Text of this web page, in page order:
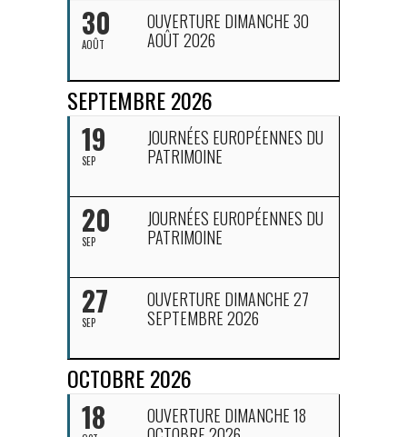
30
AOÛT
OUVERTURE DIMANCHE 30
AOÛT 2026
SEPTEMBRE 2026
19
SEP
JOURNÉES EUROPÉENNES DU
PATRIMOINE
20
SEP
JOURNÉES EUROPÉENNES DU
PATRIMOINE
27
SEP
OUVERTURE DIMANCHE 27
SEPTEMBRE 2026
OCTOBRE 2026
18
OUVERTURE DIMANCHE 18